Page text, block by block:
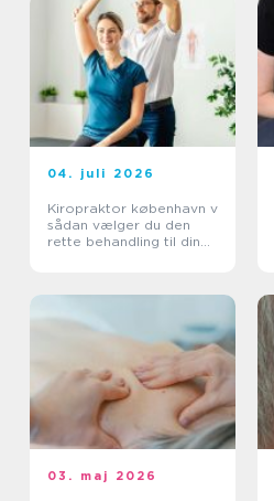
04. juli 2026
Kiropraktor københavn v
sådan vælger du den
rette behandling til dine
03. maj 2026